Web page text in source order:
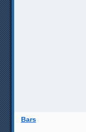
Bars